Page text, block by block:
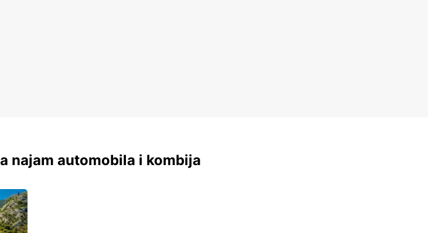
najam automobila i kombija